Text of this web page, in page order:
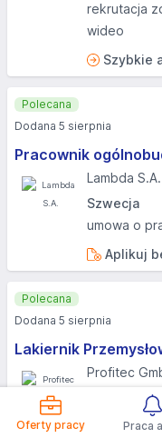
Oferty pracy Praca
rekrutacja
wideo
Szybkie
Pracownik
Lambda S.A.
Szwecja
umowa o
Aplikuj
Polecana
Dodana 5 sierpnia
Lakiernik
Profitec
Niemcy
Polecana
Dodana 5 sierpnia